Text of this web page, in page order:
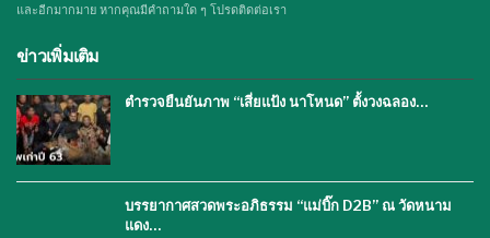
และอีกมากมาย หากคุณมีคำถามใด ๆ โปรดติดต่อเรา
ข่าวเพิ่มเติม
ตำรวจยืนยันภาพ “เสี่ยแป้ง นาโหนด” ตั้งวงฉลอง…
บรรยากาศสวดพระอภิธรรม “แม่บิ๊ก D2B” ณ วัดหนาม
แดง…